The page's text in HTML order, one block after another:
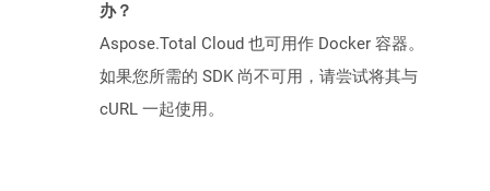
办？
Aspose.Total Cloud 也可用作 Docker 容器。
如果您所需的 SDK 尚不可用，请尝试将其与
cURL 一起使用。